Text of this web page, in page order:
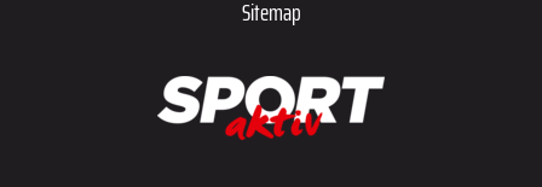
Sitemap